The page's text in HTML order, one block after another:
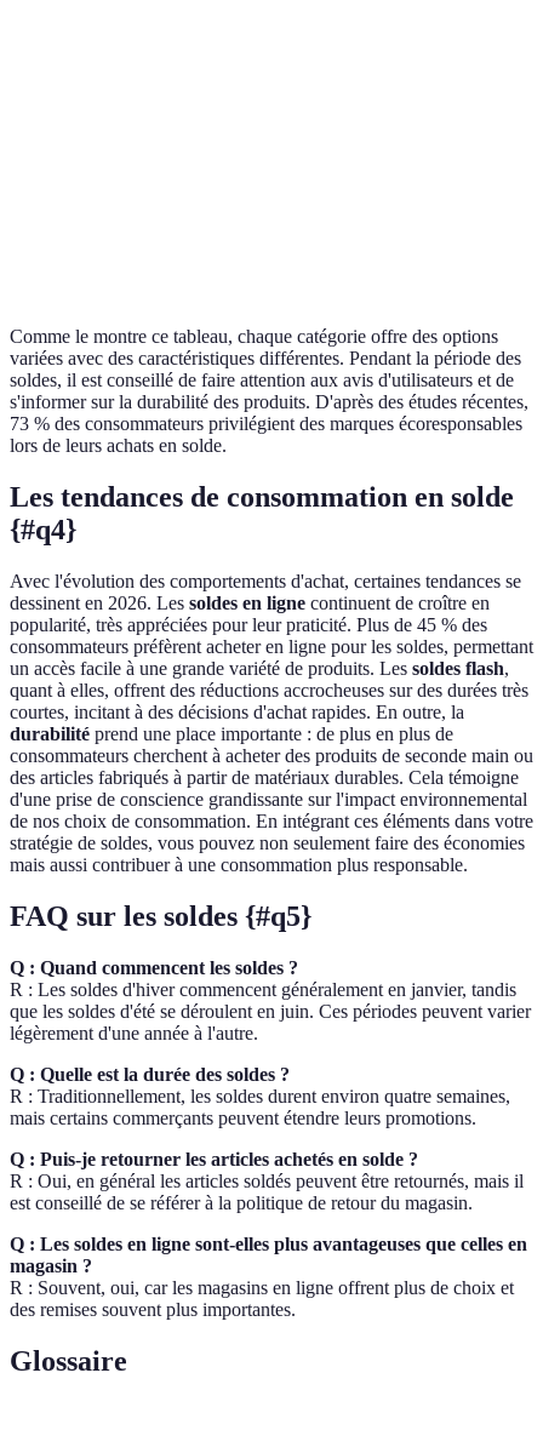
Comme le montre ce tableau, chaque catégorie offre des options
variées avec des caractéristiques différentes. Pendant la période des
soldes, il est conseillé de faire attention aux avis d'utilisateurs et de
s'informer sur la durabilité des produits. D'après des études récentes,
73 % des consommateurs privilégient des marques écoresponsables
lors de leurs achats en solde.
Les tendances de consommation en solde
{#q4}
Avec l'évolution des comportements d'achat, certaines tendances se
dessinent en 2026. Les soldes en ligne continuent de croître en
popularité, très appréciées pour leur praticité. Plus de 45 % des
consommateurs préfèrent acheter en ligne pour les soldes, permettant
un accès facile à une grande variété de produits. Les soldes flash,
quant à elles, offrent des réductions accrocheuses sur des durées très
courtes, incitant à des décisions d'achat rapides. En outre, la
durabilité prend une place importante : de plus en plus de
consommateurs cherchent à acheter des produits de seconde main ou
des articles fabriqués à partir de matériaux durables. Cela témoigne
d'une prise de conscience grandissante sur l'impact environnemental
de nos choix de consommation. En intégrant ces éléments dans votre
stratégie de soldes, vous pouvez non seulement faire des économies
mais aussi contribuer à une consommation plus responsable.
FAQ sur les soldes {#q5}
Q : Quand commencent les soldes ?
R : Les soldes d'hiver commencent généralement en janvier, tandis
que les soldes d'été se déroulent en juin. Ces périodes peuvent varier
légèrement d'une année à l'autre.
Q : Quelle est la durée des soldes ?
R : Traditionnellement, les soldes durent environ quatre semaines,
mais certains commerçants peuvent étendre leurs promotions.
Q : Puis-je retourner les articles achetés en solde ?
R : Oui, en général les articles soldés peuvent être retournés, mais il
est conseillé de se référer à la politique de retour du magasin.
Q : Les soldes en ligne sont-elles plus avantageuses que celles en
magasin ?
R : Souvent, oui, car les magasins en ligne offrent plus de choix et
des remises souvent plus importantes.
Glossaire